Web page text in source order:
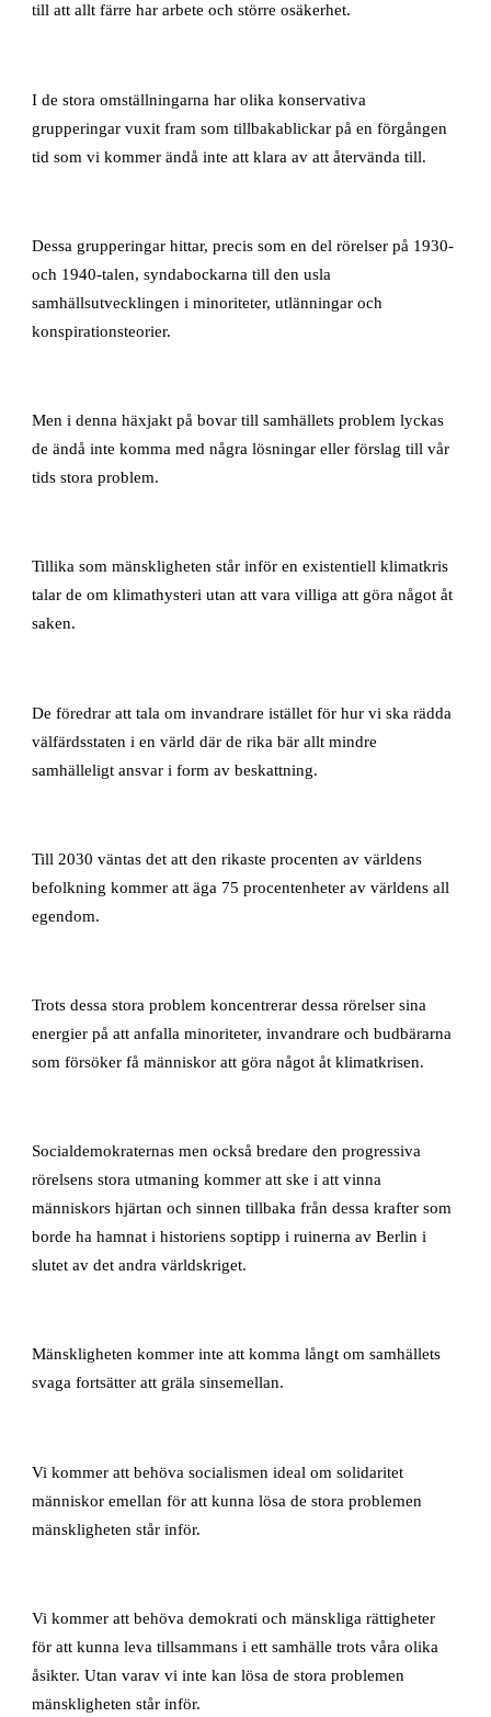
till att allt färre har arbete och större osäkerhet.
I de stora omställningarna har olika konservativa
grupperingar vuxit fram som tillbakablickar på en förgången
tid som vi kommer ändå inte att klara av att återvända till.
Dessa grupperingar hittar, precis som en del rörelser på 1930-
och 1940-talen, syndabockarna till den usla
samhällsutvecklingen i minoriteter, utlänningar och
konspirationsteorier.
Men i denna häxjakt på bovar till samhällets problem lyckas
de ändå inte komma med några lösningar eller förslag till vår
tids stora problem.
Tillika som mänskligheten står inför en existentiell klimatkris
talar de om klimathysteri utan att vara villiga att göra något åt
saken.
De föredrar att tala om invandrare istället för hur vi ska rädda
välfärdsstaten i en värld där de rika bär allt mindre
samhälleligt ansvar i form av beskattning.
Till 2030 väntas det att den rikaste procenten av världens
befolkning kommer att äga 75 procentenheter av världens all
egendom.
Trots dessa stora problem koncentrerar dessa rörelser sina
energier på att anfalla minoriteter, invandrare och budbärarna
som försöker få människor att göra något åt klimatkrisen.
Socialdemokraternas men också bredare den progressiva
rörelsens stora utmaning kommer att ske i att vinna
människors hjärtan och sinnen tillbaka från dessa krafter som
borde ha hamnat i historiens soptipp i ruinerna av Berlin i
slutet av det andra världskriget.
Mänskligheten kommer inte att komma långt om samhällets
svaga fortsätter att gräla sinsemellan.
Vi kommer att behöva socialismen ideal om solidaritet
människor emellan för att kunna lösa de stora problemen
mänskligheten står inför.
Vi kommer att behöva demokrati och mänskliga rättigheter
för att kunna leva tillsammans i ett samhälle trots våra olika
åsikter. Utan varav vi inte kan lösa de stora problemen
mänskligheten står inför.